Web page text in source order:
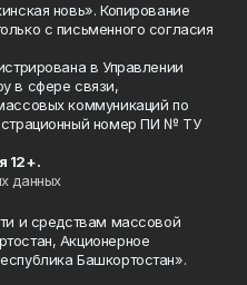
новь». Копирование
с письменного согласия
в Управлении
в сфере связи,
коммуникаций по
номер ПИ № ТУ
12+.
данных
и средствам массовой
Акционерное
Башкортостан».